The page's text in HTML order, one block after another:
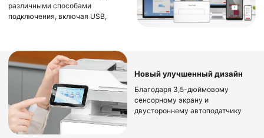
печати.
различными способами
подключения, включая USB,
Fi с помощью Bluetooth, который
позволяет быстро
идентифицировать принтер и
подключить его к вашей сети Wi-
Fi. Наслаждайтесь быстрой и
надежной печатью благодаря
поддержке двухдиапазонного Wi-
Fi с частотой 2,4 ГГц и 5 ГГц, что
Новый улучшенный дизайн
Благодаря 3,5-дюймовому
сенсорному экрану и
двустороннему автоподатчику